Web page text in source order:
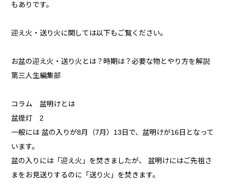
もありです。
迎え火・送り火に関しては以下もご覧ください。
お盆の迎え火・送り火とは？時期は？必要な物とやり方を解説
第三人生編集部
コラム 盆明けとは
盆提灯 2
一般には 盆の入りが8月（7月）13日で、盆明けが16日となって
います。
盆の入りには「迎え火」を焚きましたが、 盆明けにはご先祖さ
まをお見送りするのに「送り火」を焚きます。